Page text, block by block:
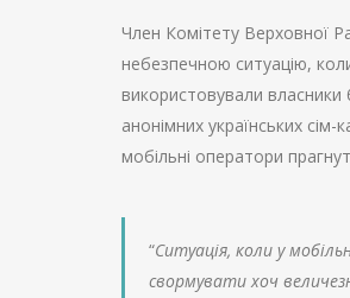
Член Комітету Верховної
небезпечною ситуацію,
використовували
анонімних українських
мобільні оператори
“Ситуація, коли у
свормувати хоч